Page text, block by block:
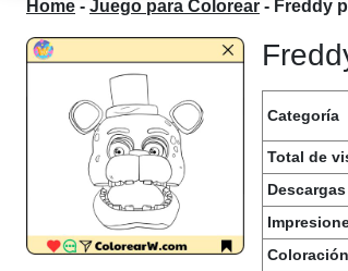
Home - Juego para Colorear - Freddy
Categoría
Total de